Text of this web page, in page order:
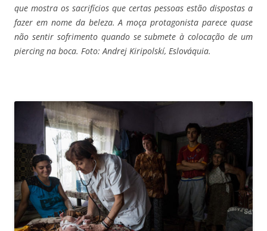
que mostra os sacrifícios que certas pessoas estão dispostas a
fazer em nome da beleza. A moça protagonista parece quase
não sentir sofrimento quando se submete à colocação de um
piercing na boca. Foto: Andrej Kiripolskí, Eslováquia.